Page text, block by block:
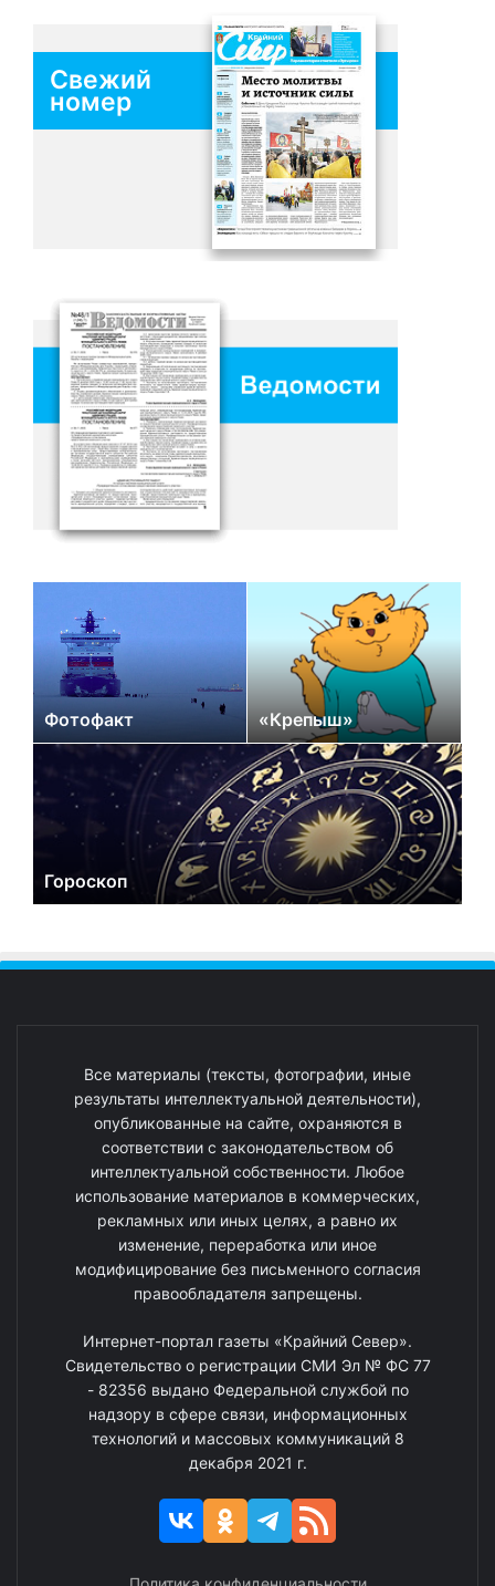
Свежий
номер
Фотофакт «Крепыш»
Гороскоп
Все материалы (тексты, фотографии, иные
результаты интеллектуальной деятельности),
опубликованные на сайте, охраняются в
соответствии с законодательством об
интеллектуальной собственности. Любое
использование материалов в коммерческих,
рекламных или иных целях, а равно их
изменение, переработка или иное
модифицирование без письменного согласия
правообладателя запрещены.
Интернет-портал газеты «Крайний Север».
Свидетельство о регистрации СМИ Эл № ФС 77
- 82356 выдано Федеральной службой по
надзору в сфере связи, информационных
технологий и массовых коммуникаций 8
декабря 2021 г.